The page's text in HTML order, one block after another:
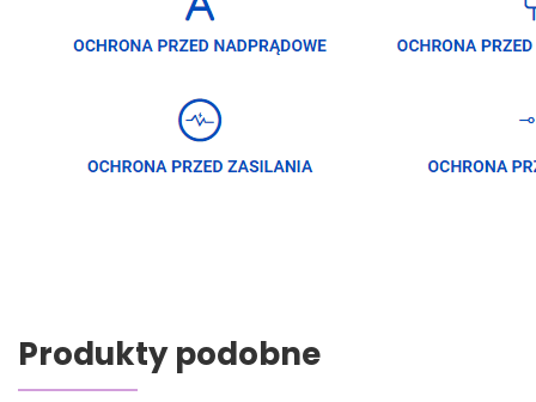
Produkty podobne